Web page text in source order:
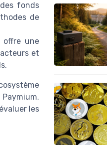
fonds
de
offre une
et
les